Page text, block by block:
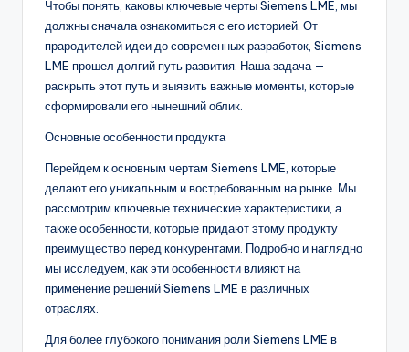
Чтобы понять, каковы ключевые черты Siemens LME, мы
должны сначала ознакомиться с его историей. От
прародителей идеи до современных разработок, Siemens
LME прошел долгий путь развития. Наша задача —
раскрыть этот путь и выявить важные моменты, которые
сформировали его нынешний облик.
Основные особенности продукта
Перейдем к основным чертам Siemens LME, которые
делают его уникальным и востребованным на рынке. Мы
рассмотрим ключевые технические характеристики, а
также особенности, которые придают этому продукту
преимущество перед конкурентами. Подробно и наглядно
мы исследуем, как эти особенности влияют на
применение решений Siemens LME в различных
отраслях.
Для более глубокого понимания роли Siemens LME в